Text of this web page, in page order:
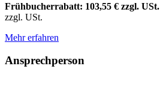
Frühbucherrabatt: 103,55 € zzgl. USt.
zzgl. USt.
Mehr erfahren
Ansprechperson